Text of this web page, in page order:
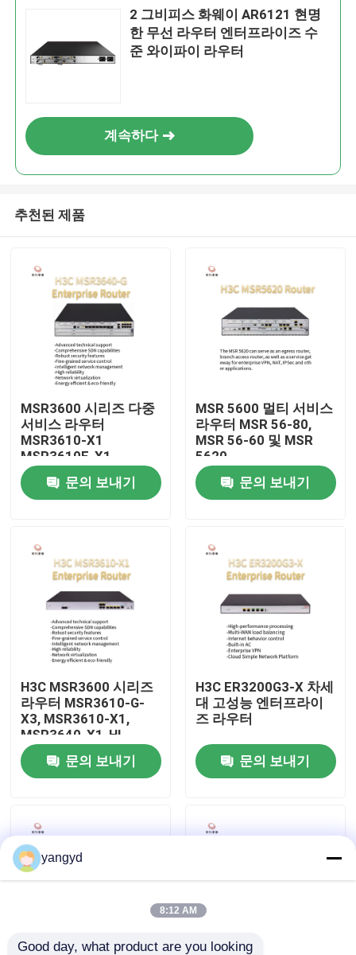
집
제품
우리 에 관한 것
공장 견학
품질 관리
저희와 연락
사건
랙 스토리지 서버
2 그비피스 화웨이 AR6121 현명
한 무선 라우터 엔터프라이즈 수
준 와이파이 라우터
계속하다
추천된 제품
MSR3600 시리즈 다중
서비스 라우터
MSR3610-X1
MSR3610E-X1
MSR3640-X1-HI
MSR3640-X1
MSR3640-G
문의 보내기
MSR 5600 멀티 서비스
라우터 MSR 56-80,
MSR 56-60 및 MSR
5620
문의 보내기
H3C MSR3600 시리즈
라우터 MSR3610-G-
X3, MSR3610-X1,
MSR3640-X1-HI,
MSR3640-X1,
MSR3620-X1
문의 보내기
H3C ER3200G3-X 차세
대 고성능 엔터프라이
즈 라우터
문의 보내기
yangyd
8:12 AM
Good day, what product are you looking